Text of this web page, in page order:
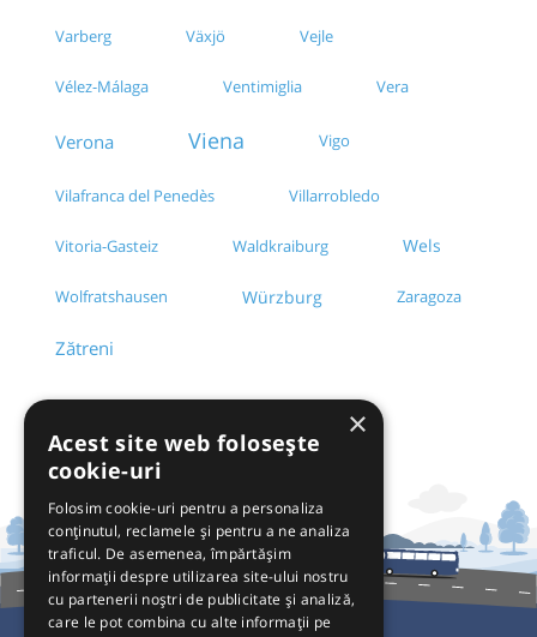
Varberg Växjö Vejle
Vélez-Málaga Ventimiglia Vera
Verona Viena Vigo
Vilafranca del Penedès Villarrobledo
Vitoria-Gasteiz Waldkraiburg Wels
Wolfratshausen Würzburg Zaragoza
Zătreni
×
Acest site web folosește
cookie-uri
Folosim cookie-uri pentru a personaliza
conținutul, reclamele și pentru a ne analiza
traficul. De asemenea, împărtășim
informații despre utilizarea site-ului nostru
cu partenerii noștri de publicitate și analiză,
care le pot combina cu alte informații pe